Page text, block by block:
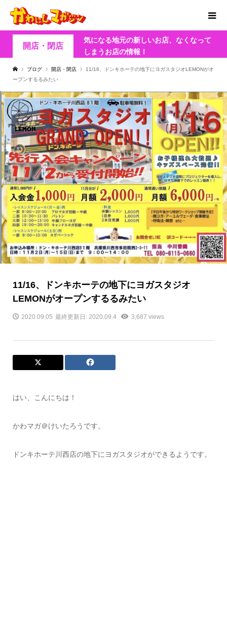
開店・閉店
気になる地元の新しいお店、なくなって
しまうお店の情報！
ブログ 開店・閉店
11/16、ドンキホーテの地下にヨガスタジオLEMONがオ
ープンするるみたい
11/16、ドンキホーテの地下にヨガスタジオ
LEMONがオープンするるみたい
2020.09.05 最終更新日: 2020.09.4 3,687 views
はい、こんにちは！
かわマガ＠けいたろうです。
ドンキホーテ川西店の地下にヨガスタジオができるようです。